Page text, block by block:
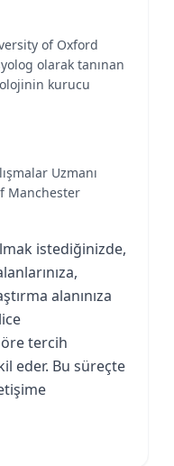
of Oxford
olarak tanınan
kurucu
Uzmanı
Manchester
istediğinizde,
alanınıza
tercih
eder. Bu süreçte